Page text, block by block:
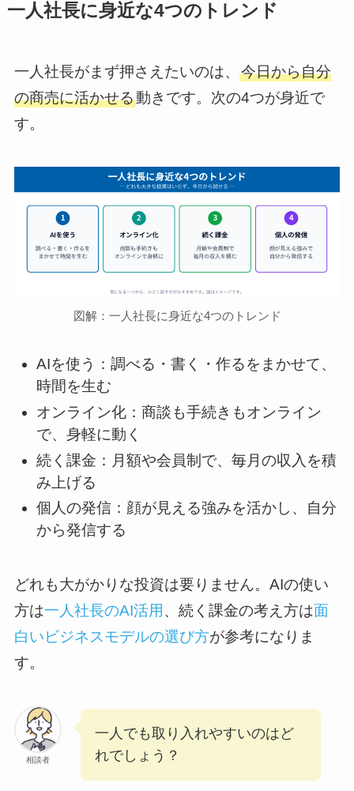
一人社長に身近な4つのトレンド
一人社長がまず押さえたいのは、 今日から自分
の商売に活かせる動きです。次の4つが身近で
す。
図解：一人社長に身近な4つのトレンド
AIを使う：調べる・書く・作るをまかせて、
時間を生む
オンライン化：商談も手続きもオンライン
で、身軽に動く
続く課金：月額や会員制で、毎月の収入を積
み上げる
個人の発信：顔が見える強みを活かし、自分
から発信する
どれも大がかりな投資は要りません。AIの使い
方は一人社長のAI活用 、続く課金の考え方は面
白いビジネスモデルの選び方が参考になりま
す。
相談者
一人でも取り入れやすいのはど
れでしょう？